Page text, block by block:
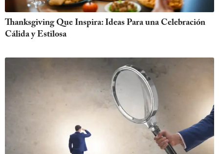
Thanksgiving Que Inspira: Ideas Para una Celebración
Cálida y Estilosa